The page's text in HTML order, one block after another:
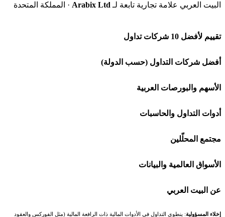
البيت العربي علامة تجارية تابعة لـ Arabix Ltd · المملكة المتحدة
تقييم لأفضل 10 شركات تداول
شركة Capital.com
افاتريد AvaTrade
اكسنس Exness
منصة بينانس
أفضل شركات التداول (حسب الدولة)
شركات تداول في السعودية
شركات تداول في الإمارات
شركات تداول في الكويت
شركات تداول في قطر
الأسهم والبورصات العربية
🌍 كل البورصات العربية
🇸🇦 السوق السعودية
🇦🇪 أسواق الإمارات
🇪🇬 البورصة المصرية
أدوات التداول والحاسبات
🕌 حاسبة الزكاة
💱 محول العملات
🧮 حاسبة حجم اللوت
📊 حاسبة قيمة النقطة
مجتمع المحلّلين
🧱 حائط المجتمع
🏆 لوحة المحلّلين
✍️ اكتب تحليلك
الأسواق العالمية والبيانات
🌐 المؤشرات العالمية
🥇 سعر الذهب اليوم
عن البيت العربي
من نحن
إخلاء المسؤولية: ينطوي التداول في الأدوات المالية ذات الرافعة المالية (مثل الفوركس والعقود